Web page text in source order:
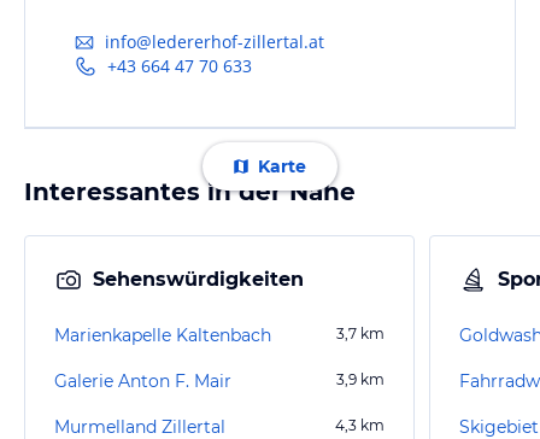
info@ledererhof-zillertal.at
+43 664 47 70 633
Karte
Interessantes in der Nähe
Sehenswürdigkeiten
Marienkapelle Kaltenbach 3,7 km
Galerie Anton F. Mair 3,9 km
Murmelland Zillertal 4,3 km